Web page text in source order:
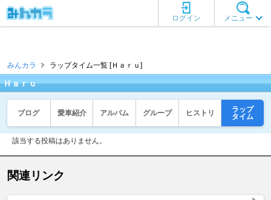
メニュー
ログイン
みんカラ ラップタイム一覧 [Ｈａｒｕ]
Ｈａｒｕ
ブログ 愛車紹介 アルバム グループ ヒストリ
ラップ
タイム
該当する投稿はありません。
関連リンク